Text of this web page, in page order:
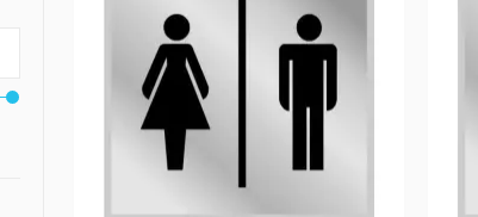
Купить в один клик